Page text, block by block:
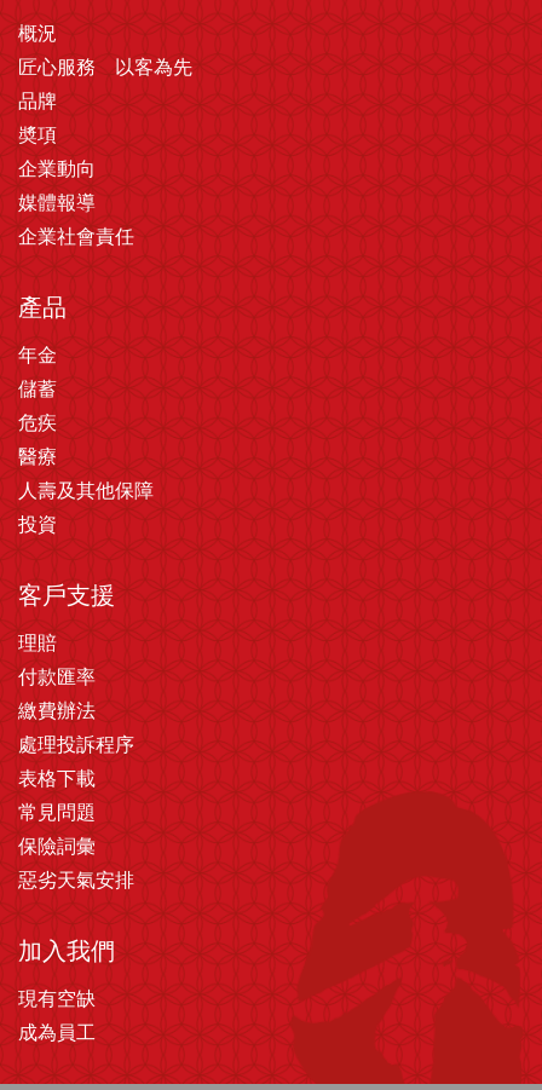
概況
匠心服務 以客為先
品牌
奬項
企業動向
媒體報導
企業社會責任
產品
年金
儲蓄
危疾
醫療
人壽及其他保障
投資
客戶支援
理賠
付款匯率
繳費辦法
處理投訴程序
表格下載
常見問題
保險詞彙
惡劣天氣安排
加入我們
現有空缺
成為員工